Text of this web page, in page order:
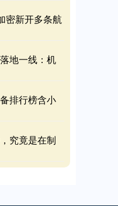
密新开多条航
地一线：机
排行榜含小
究竟是在制